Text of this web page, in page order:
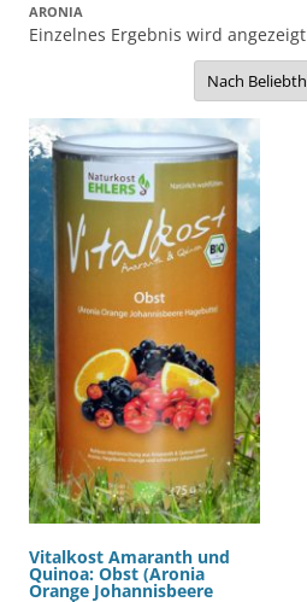
ARONIA
Einzelnes Ergebnis wird angezeigt
Vitalkost Amaranth und
Quinoa: Obst (Aronia
Orange Johannisbeere